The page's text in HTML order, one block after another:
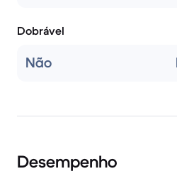
Dobrável
Não
Desempenho